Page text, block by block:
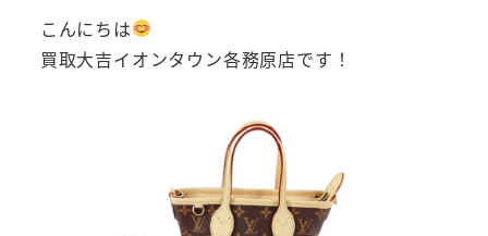
こんにちは
買取大吉イオンタウン各務原店です！